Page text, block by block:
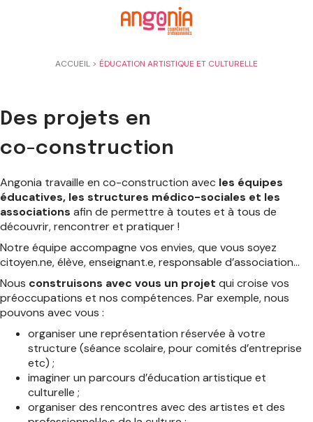
ACCUEIL > ÉDUCATION ARTISTIQUE ET CULTURELLE
Des projets en
co-construction
Angonia travaille en co-construction avec les équipes
éducatives, les structures médico-sociales et les
associations afin de permettre à toutes et à tous de
découvrir, rencontrer et pratiquer !
Notre équipe accompagne vos envies, que vous soyez
citoyen.ne, élève, enseignant.e, responsable d’association…
Nous construisons avec vous un projet qui croise vos
préoccupations et nos compétences. Par exemple, nous
pouvons avec vous :
organiser une représentation réservée à votre
structure (séance scolaire, pour comités d’entreprise
etc) ;
imaginer un parcours d’éducation artistique et
culturelle ;
organiser des rencontres avec des artistes et des